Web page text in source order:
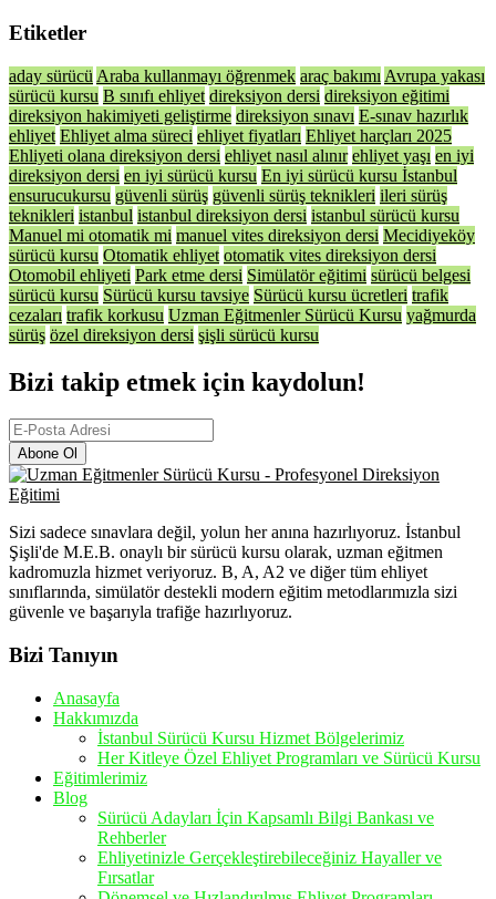
Etiketler
aday sürücü Araba kullanmayı öğrenmek araç bakımı Avrupa yakası
sürücü kursu B sınıfı ehliyet direksiyon dersi direksiyon eğitimi
direksiyon hakimiyeti geliştirme direksiyon sınavı E-sınav hazırlık
ehliyet Ehliyet alma süreci ehliyet fiyatları Ehliyet harçları 2025
Ehliyeti olana direksiyon dersi ehliyet nasıl alınır ehliyet yaşı en iyi
direksiyon dersi en iyi sürücü kursu En iyi sürücü kursu İstanbul
ensurucukursu güvenli sürüş güvenli sürüş teknikleri ileri sürüş
teknikleri istanbul istanbul direksiyon dersi istanbul sürücü kursu
Manuel mi otomatik mi manuel vites direksiyon dersi Mecidiyeköy
sürücü kursu Otomatik ehliyet otomatik vites direksiyon dersi
Otomobil ehliyeti Park etme dersi Simülatör eğitimi sürücü belgesi
sürücü kursu Sürücü kursu tavsiye Sürücü kursu ücretleri trafik
cezaları trafik korkusu Uzman Eğitmenler Sürücü Kursu yağmurda
sürüş özel direksiyon dersi şişli sürücü kursu
Bizi takip etmek için kaydolun!
Abone Ol
Sizi sadece sınavlara değil, yolun her anına hazırlıyoruz. İstanbul
Şişli'de M.E.B. onaylı bir sürücü kursu olarak, uzman eğitmen
kadromuzla hizmet veriyoruz. B, A, A2 ve diğer tüm ehliyet
sınıflarında, simülatör destekli modern eğitim metodlarımızla sizi
güvenle ve başarıyla trafiğe hazırlıyoruz.
Bizi Tanıyın
Anasayfa
Hakkımızda
İstanbul Sürücü Kursu Hizmet Bölgelerimiz
Her Kitleye Özel Ehliyet Programları ve Sürücü Kursu
Eğitimlerimiz
Blog
Sürücü Adayları İçin Kapsamlı Bilgi Bankası ve
Rehberler
Ehliyetinizle Gerçekleştirebileceğiniz Hayaller ve
Fırsatlar